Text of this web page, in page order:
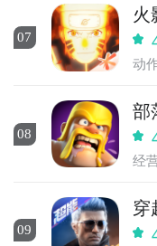
07
火
动
08
部
经
09
穿